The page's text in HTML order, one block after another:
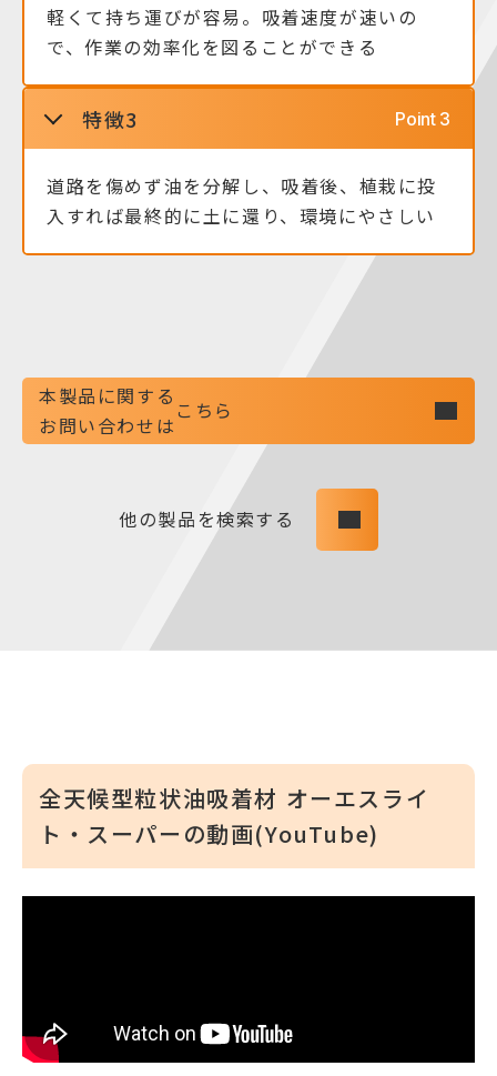
軽くて持ち運びが容易。吸着速度が速いの
で、作業の効率化を図ることができる
特徴3
道路を傷めず油を分解し、吸着後、植栽に投
入すれば最終的に土に還り、環境にやさしい
本製品に関する
お問い合わせは
こちら
他の製品を検索する
全天候型粒状油吸着材 オーエスライ
ト・スーパーの動画(YouTube)